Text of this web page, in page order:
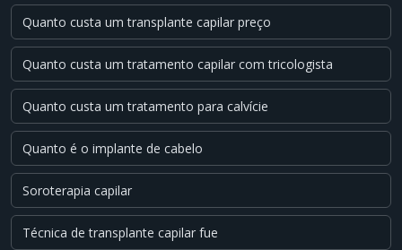
Quanto custa um transplante capilar preço
Quanto custa um tratamento capilar com tricologista
Quanto custa um tratamento para calvície
Quanto é o implante de cabelo
Soroterapia capilar
Técnica de transplante capilar fue